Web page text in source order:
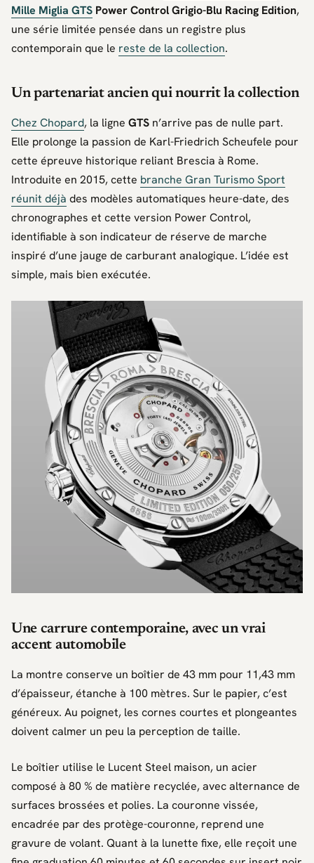
Mille Miglia GTS Power Control Grigio-Blu Racing Edition,
une série limitée pensée dans un registre plus
contemporain que le reste de la collection.
Un partenariat ancien qui nourrit la collection
Chez Chopard, la ligne GTS n’arrive pas de nulle part.
Elle prolonge la passion de Karl-Friedrich Scheufele pour
cette épreuve historique reliant Brescia à Rome.
Introduite en 2015, cette branche Gran Turismo Sport
réunit déjà des modèles automatiques heure-date, des
chronographes et cette version Power Control,
identifiable à son indicateur de réserve de marche
inspiré d’une jauge de carburant analogique. L’idée est
simple, mais bien exécutée.
Une carrure contemporaine, avec un vrai
accent automobile
La montre conserve un boîtier de 43 mm pour 11,43 mm
d’épaisseur, étanche à 100 mètres. Sur le papier, c’est
généreux. Au poignet, les cornes courtes et plongeantes
doivent calmer un peu la perception de taille.
Le boîtier utilise le Lucent Steel maison, un acier
composé à 80 % de matière recyclée, avec alternance de
surfaces brossées et polies. La couronne vissée,
encadrée par des protège-couronne, reprend une
gravure de volant. Quant à la lunette fixe, elle reçoit une